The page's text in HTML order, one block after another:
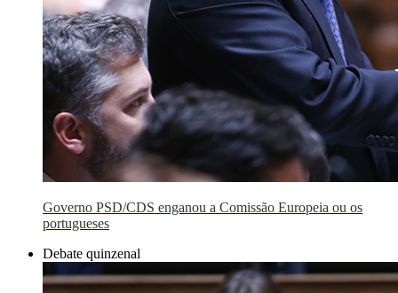
Governo PSD/CDS enganou a Comissão Europeia ou os
portugueses
Debate quinzenal